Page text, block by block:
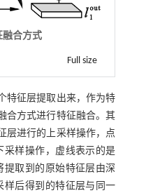
融合方式
Full size
特征层提取出来，作为特
合方式进行特征融合。其
层进行的上采样操作，点
采样操作，虚线表示的是
提取到的原始特征层由深
样后得到的特征层与同一